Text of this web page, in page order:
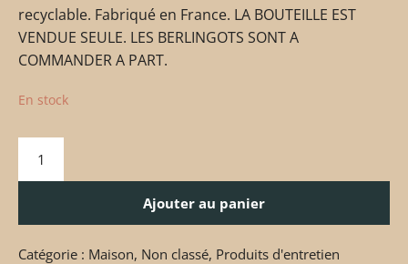
recyclable. Fabriqué en France. LA BOUTEILLE EST
VENDUE SEULE. LES BERLINGOTS SONT A
COMMANDER A PART.
En stock
Ajouter au panier
Catégorie : Maison, Non classé, Produits d'entretien